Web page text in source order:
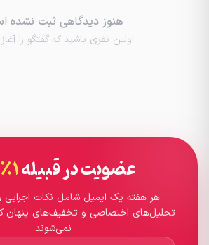
هنوز دیدگاهی ثبت نشده
اولین نفری باشید که گفتگو را
عضویت در قبیله۱٪ برتر
هر هفته یک ایمیل شامل نکات اجرایی
تحلیل‌های اختصاصی و تخفیف‌های پنهان
نمی‌شوند.